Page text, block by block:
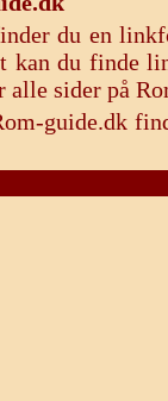
du en
kan du finde
sider på
guide.dk